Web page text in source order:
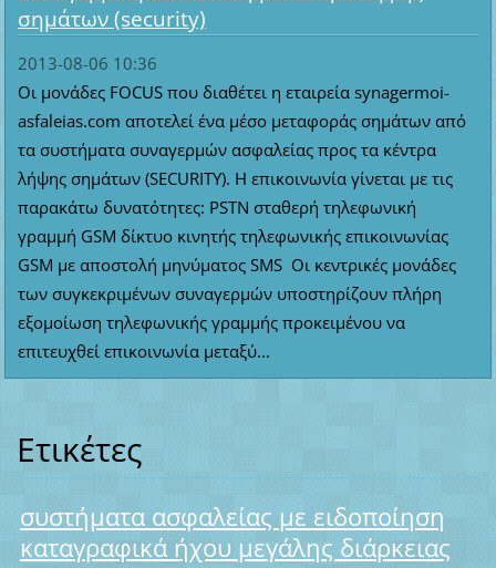
σημάτων (security)
2013-08-06 10:36
Οι μονάδες FOCUS που διαθέτει η εταιρεία synagermoi-
asfaleias.com αποτελεί ένα μέσο μεταφοράς σημάτων από
τα συστήματα συναγερμών ασφαλείας προς τα κέντρα
λήψης σημάτων (SECURITY). Η επικοινωνία γίνεται με τις
παρακάτω δυνατότητες: PSTN σταθερή τηλεφωνική
γραμμή GSM δίκτυο κινητής τηλεφωνικής επικοινωνίας
GSM με αποστολή μηνύματος SMS Οι κεντρικές μονάδες
των συγκεκριμένων συναγερμών υποστηρίζουν πλήρη
εξομοίωση τηλεφωνικής γραμμής προκειμένου να
επιτευχθεί επικοινωνία μεταξύ...
Ετικέτες
συστήματα ασφαλείας με ειδοποίηση
καταγραφικά ήχου μεγάλης διάρκειας